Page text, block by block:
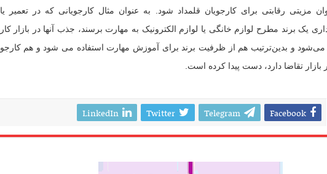
مزیتی رقابتی برای کارجویان قلمداد شود. به عنوان مثال کارجویانی که در تعمیر یا
یک برند مطرح لوازم خانگی یا لوازم الکترونیک به مهارت برسند، جذب آنها در بازار کار
و بدین‌ترتیب هم از ظرفیت برند برای آموزش مهارت استفاده می شود و هم کارجو
بازار تقاضا دارد، دست پیدا کرده است.
Facebook
Telegram
Twitter
LinkedIn